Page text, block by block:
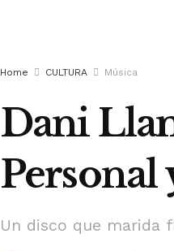
Home CULTURA Música
Dani
Un disco que marida